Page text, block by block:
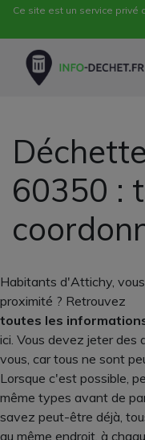
Ce site est un service privé
60350 :
Habitants d'Attichy,
proximité ? Retrouvez
toutes les
ici. Vous devez jeter des
vous, car tous ne sont
Lorsque c'est possible,
même types avant de
savez peut-être déjà,
au même endroit, à